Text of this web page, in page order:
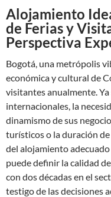
Alojamiento
de Ferias y
Perspectiva
Bogotá, una metrópolis
económica y cultural de
visitantes anualmente.
internacionales, la
dinamismo de sus
turísticos o la duración
del alojamiento
puede definir la calidad
con dos décadas en el
testigo de las decisiones